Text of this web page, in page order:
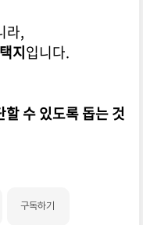
라,
지입니다.
수 있도록 돕는 것
구독하기